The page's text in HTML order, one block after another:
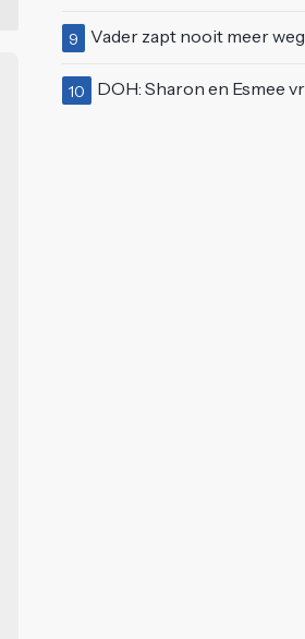
9 Vader zapt nooit meer weg bij kinder-tv:
10 DOH: Sharon en Esmee vragen zich af of